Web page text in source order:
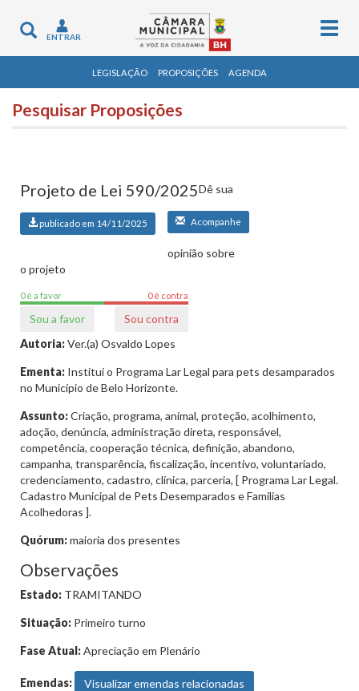
Toggle
navigation
ENTRAR
LEGISLAÇÃO PROPOSIÇÕES AGENDA
Pesquisar Proposições
Projeto de Lei 590/2025
publicado em 14/11/2025 Acompanhe
Dê sua
opinião sobre
o projeto
0 é a favor 0 é contra
Sou a favor
Sou contra
Autoria:Ver.(a) Osvaldo Lopes
Ementa: Institui o Programa Lar Legal para pets desamparados
no Município de Belo Horizonte.
Assunto:Criação, programa, animal, proteção, acolhimento,
adoção, denúncia, administração direta, responsável,
competência, cooperação técnica, definição, abandono,
campanha, transparência, fiscalização, incentivo, voluntariado,
credenciamento, cadastro, clínica, parceria, [ Programa Lar Legal.
Cadastro Municipal de Pets Desemparados e Famílias
Acolhedoras ].
Quórum:maioria dos presentes
Observações
Estado: TRAMITANDO
Situação: Primeiro turno
Fase Atual:Apreciação em Plenário
Emendas: Visualizar emendas relacionadas